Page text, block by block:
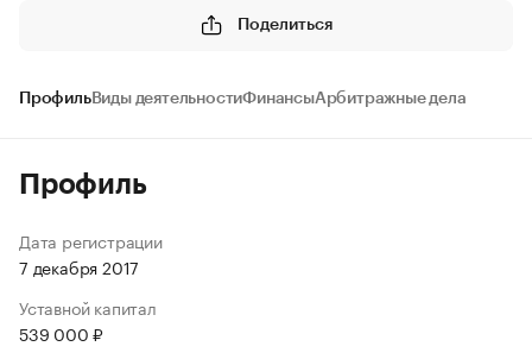
Поделиться
ПрофильВиды деятельностиФинансыАрбитражные дела
Профиль
Дата регистрации
7 декабря 2017
Уставной капитал
539 000 ₽